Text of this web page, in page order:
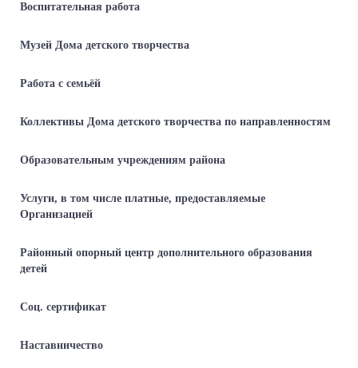
Воспитательная работа
Музей Дома детского творчества
Работа с семьёй
Коллективы Дома детского творчества по направленностям
Образовательным учреждениям района
Услуги, в том числе платные, предоставляемые
Организацией
Районный опорный центр дополнительного образования
детей
Соц. сертификат
Наставничество